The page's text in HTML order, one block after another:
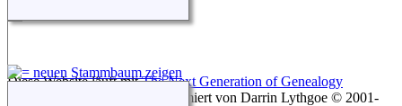
Diese Website läuft mitThe Next Generation of Genealogy
v. 15.0.3, programmiert von Darrin Lythgoe © 2001-